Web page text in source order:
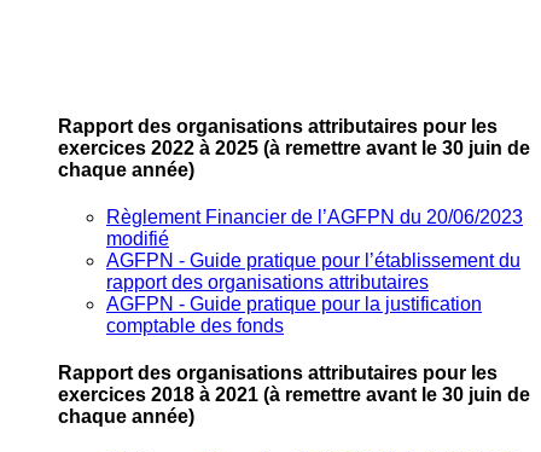
Rapport des organisations attributaires pour les
exercices 2022 à 2025 (à remettre avant le 30 juin de
chaque année)
Règlement Financier de l’AGFPN du 20/06/2023
modifié
AGFPN ‐ Guide pratique pour l’établissement du
rapport des organisations attributaires
AGFPN ‐ Guide pratique pour la justification
comptable des fonds
Rapport des organisations attributaires pour les
exercices 2018 à 2021 (à remettre avant le 30 juin de
chaque année)